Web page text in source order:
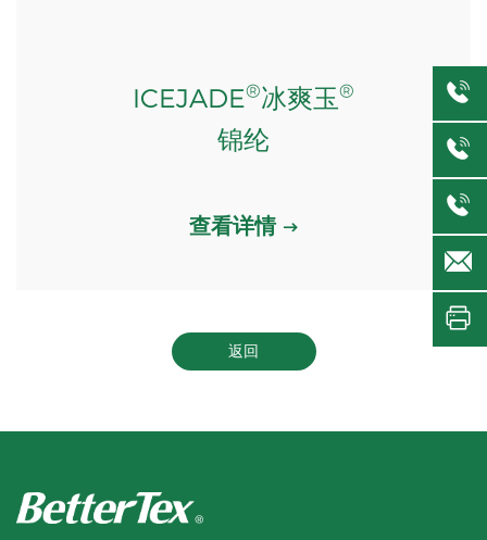
ICEJADE®冰爽玉®
锦纶
查看详情
返回